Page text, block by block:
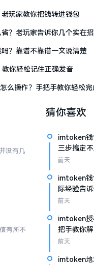
玩家教你把钱转进钱包
？老玩家告诉你几个实在招
？靠谱不靠谱一文说清楚
你轻松记住正确发音
么操作？手把手教你轻松完
没有几
有所不
猜你喜欢
imtoken钱
三步搞定
前天
imtoken钱
际经验告
前天
imtoken授
把手教你
前天
imtoken地